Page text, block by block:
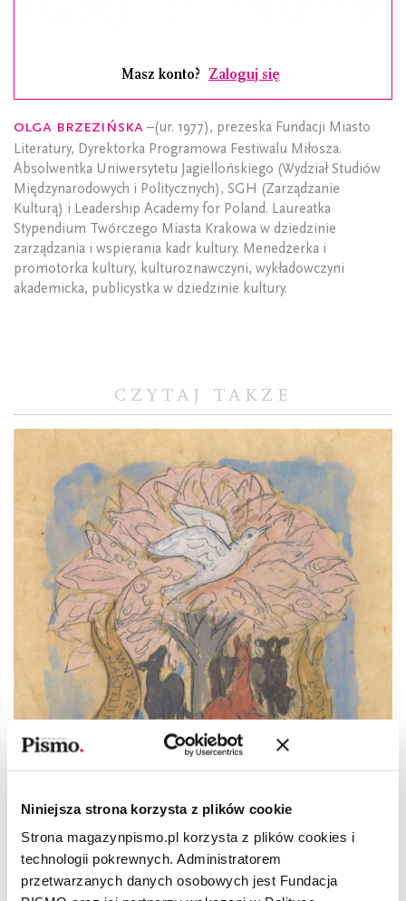
Niniejsza strona korzysta z plików cookie
Strona magazynpismo.pl korzysta z plików cookies i
technologii pokrewnych. Administratorem
przetwarzanych danych osobowych jest Fundacja
Masz konto? Zaloguj się
Olga Brzezińska –(ur. 1977), prezeska Fundacji Miasto
Literatury, Dyrektorka Programowa Festiwalu Miłosza.
Absolwentka Uniwersytetu Jagiellońskiego (Wydział Studiów
Międzynarodowych i Politycznych), SGH (Zarządzanie
Kulturą) i Leadership Academy for Poland. Laureatka
Stypendium Twórczego Miasta Krakowa w dziedzinie
zarządzania i wspierania kadr kultury. Menedżerka i
promotorka kultury, kulturoznawczyni, wykładowczyni
akademicka, publicystka w dziedzinie kultury.
CZYTAJ TAKŻE
OPOWIADANIE
Niesamowite stworzenie
SAMANTA SCHWEBLIN